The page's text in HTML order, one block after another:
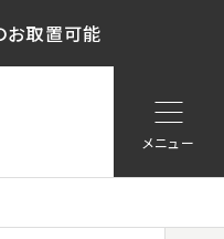
お取置可能
メニュー